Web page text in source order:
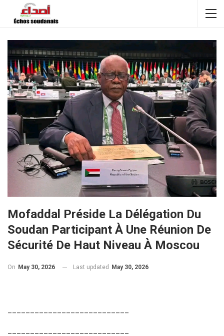
Mofaddal Préside La Délégation Du
Soudan Participant À Une Réunion De
Sécurité De Haut Niveau À Moscou
On May 30, 2026 Last updated May 30, 2026